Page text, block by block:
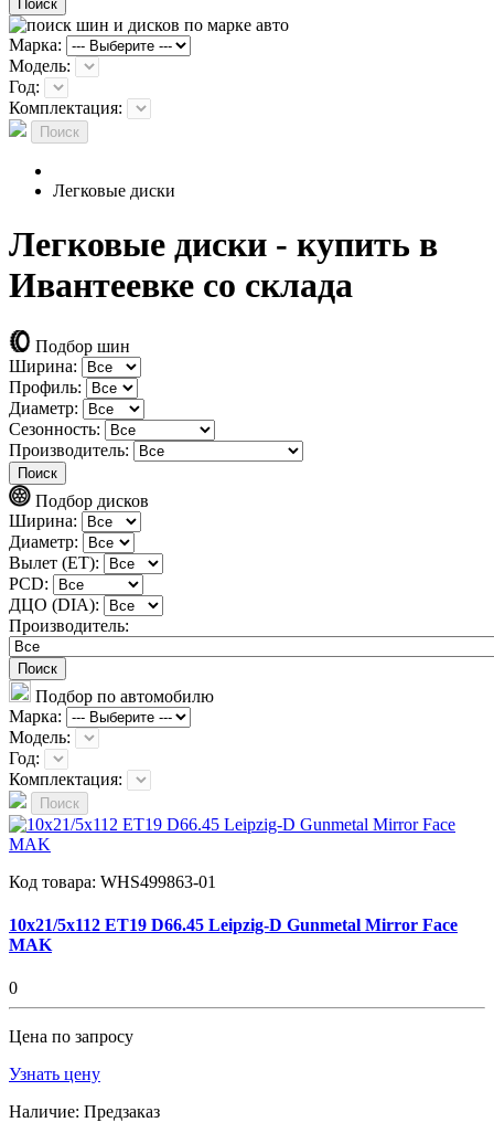
Поиск
Марка:
Модель:
Год:
Комплектация:
Поиск
Легковые диски
Легковые диски - купить в
Ивантеевке со склада
Подбор шин
Ширина:
Профиль:
Диаметр:
Сезонность:
Производитель:
Поиск
Подбор дисков
Ширина:
Диаметр:
Вылет (ET):
PCD:
ДЦО (DIA):
Производитель:
Поиск
Подбор по автомобилю
Марка:
Модель:
Год:
Комплектация:
Поиск
Код товара: WHS499863-01
10x21/5x112 ET19 D66.45 Leipzig-D Gunmetal Mirror Face
MAK
0
Цена по запросу
Узнать цену
Наличие: Предзаказ